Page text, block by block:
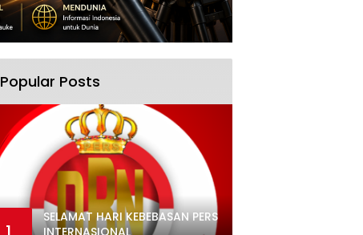
Popular Posts
SELAMAT HARI KEBEBASAN PERS